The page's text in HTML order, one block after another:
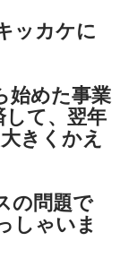
ッカケに
始めた事業
て、翌年
きくかえ
の問題で
しゃいま